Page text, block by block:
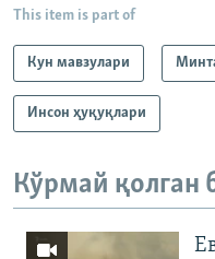
This item is part of
Кун мавзулари
Инсон ҳуқуқлари
Кўрмай қолган